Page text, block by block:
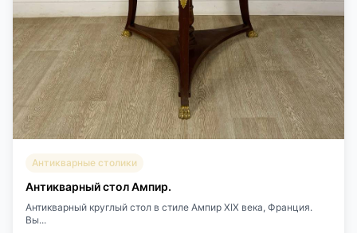
Антикварные столики
Антикварный стол Ампир.
Антикварный круглый стол в стиле Ампир XIX века, Франция.
Вы...